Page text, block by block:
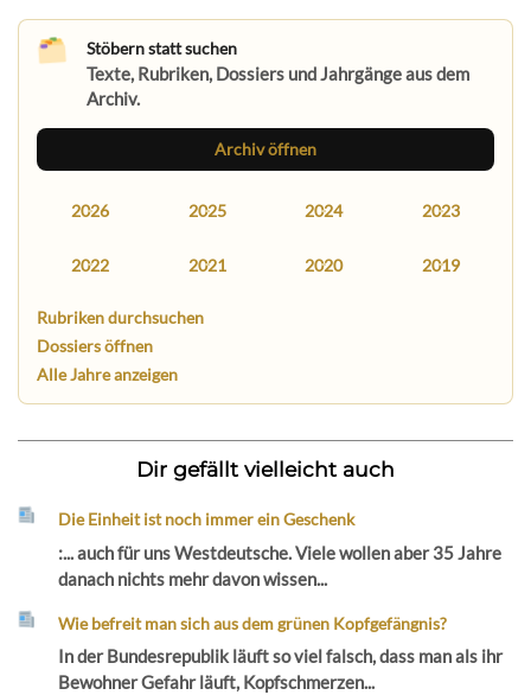
Stöbern statt suchen
Texte, Rubriken, Dossiers und Jahrgänge aus dem
Archiv.
Archiv öffnen
2026 2025 2024 2023
2022 2021 2020 2019
Rubriken durchsuchen
Dossiers öffnen
Alle Jahre anzeigen
Dir gefällt vielleicht auch
Die Einheit ist noch immer ein Geschenk
:... auch für uns Westdeutsche. Viele wollen aber 35 Jahre
danach nichts mehr davon wissen...
Wie befreit man sich aus dem grünen Kopfgefängnis?
In der Bundesrepublik läuft so viel falsch, dass man als ihr
Bewohner Gefahr läuft, Kopfschmerzen...